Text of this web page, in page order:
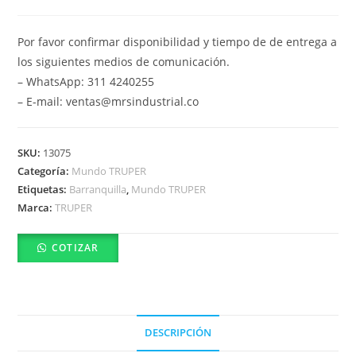
Por favor confirmar disponibilidad y tiempo de de entrega a
los siguientes medios de comunicación.
– WhatsApp: 311 4240255
– E-mail: ventas@mrsindustrial.co
SKU: 13075
Categoría: Mundo TRUPER
Etiquetas: Barranquilla, Mundo TRUPER
Marca:TRUPER
COTIZAR
DESCRIPCIÓN